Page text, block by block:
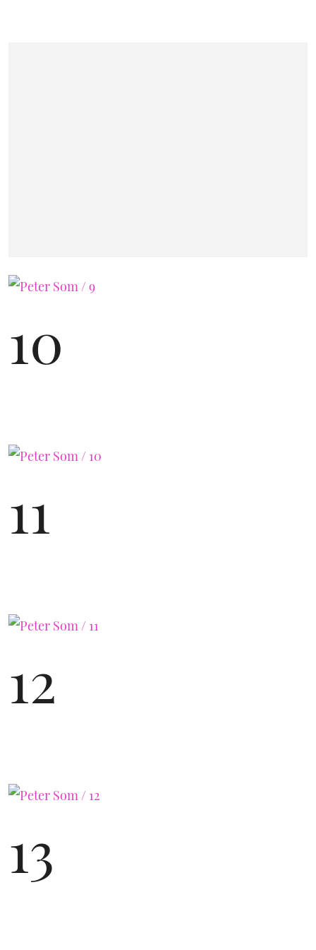
10
11
12
13